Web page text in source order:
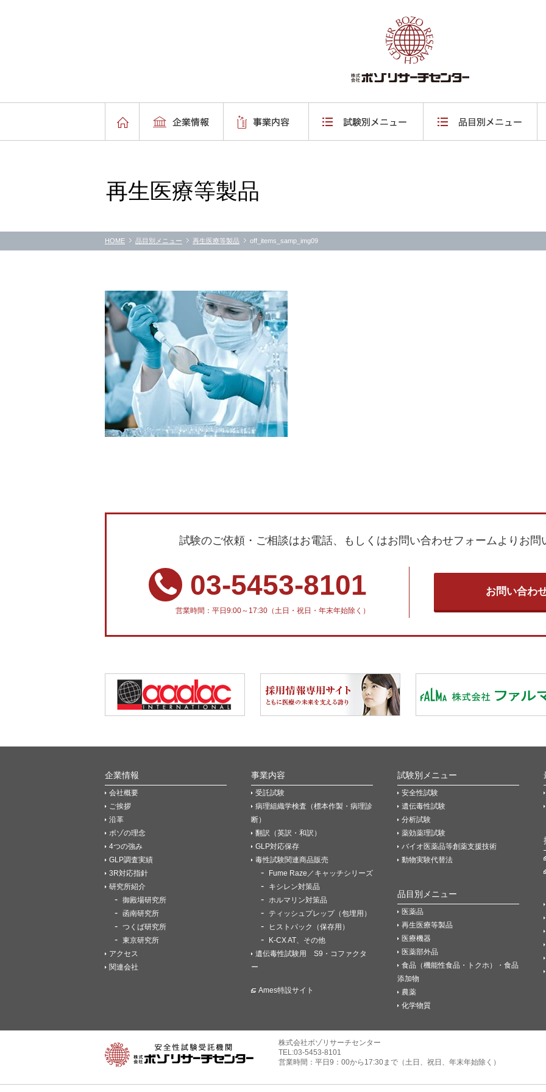
再生医療等製品
HOME 品目別メニュー 再生医療等製品 off_items_samp_img09
試験のご依頼・ご相談はお電話、もしくはお問い合わせフォームよりお問
03-5453-8101
営業時間：平日9:00～17:30（土日・祝日・年末年始除く）
お問い合わ
企業情報
会社概要
ご挨拶
沿革
ボゾの理念
4つの強み
GLP調査実績
3R対応指針
研究所紹介
御殿場研究所
函南研究所
つくば研究所
東京研究所
アクセス
関連会社
事業内容
受託試験
病理組織学検査（標本作製・病理診
断）
翻訳（英訳・和訳）
GLP対応保存
毒性試験関連商品販売
Fume Raze／キャッチシリーズ
キシレン対策品
ホルマリン対策品
ティッシュプレップ（包埋用）
ヒストパック（保存用）
K-CX AT、その他
遺伝毒性試験用 S9・コファクタ
ー
Ames特設サイト
試験別メニュー
安全性試験
遺伝毒性試験
分析試験
薬効薬理試験
バイオ医薬品等創薬支援技術
動物実験代替法
品目別メニュー
医薬品
再生医療等製品
医療機器
医薬部外品
食品（機能性食品・トクホ）・食品
添加物
農薬
化学物質
株式会社ボゾリサーチセンター
TEL:03-5453-8101
営業時間：平日9：00から17:30まで（土日、祝日、年末年始除く）